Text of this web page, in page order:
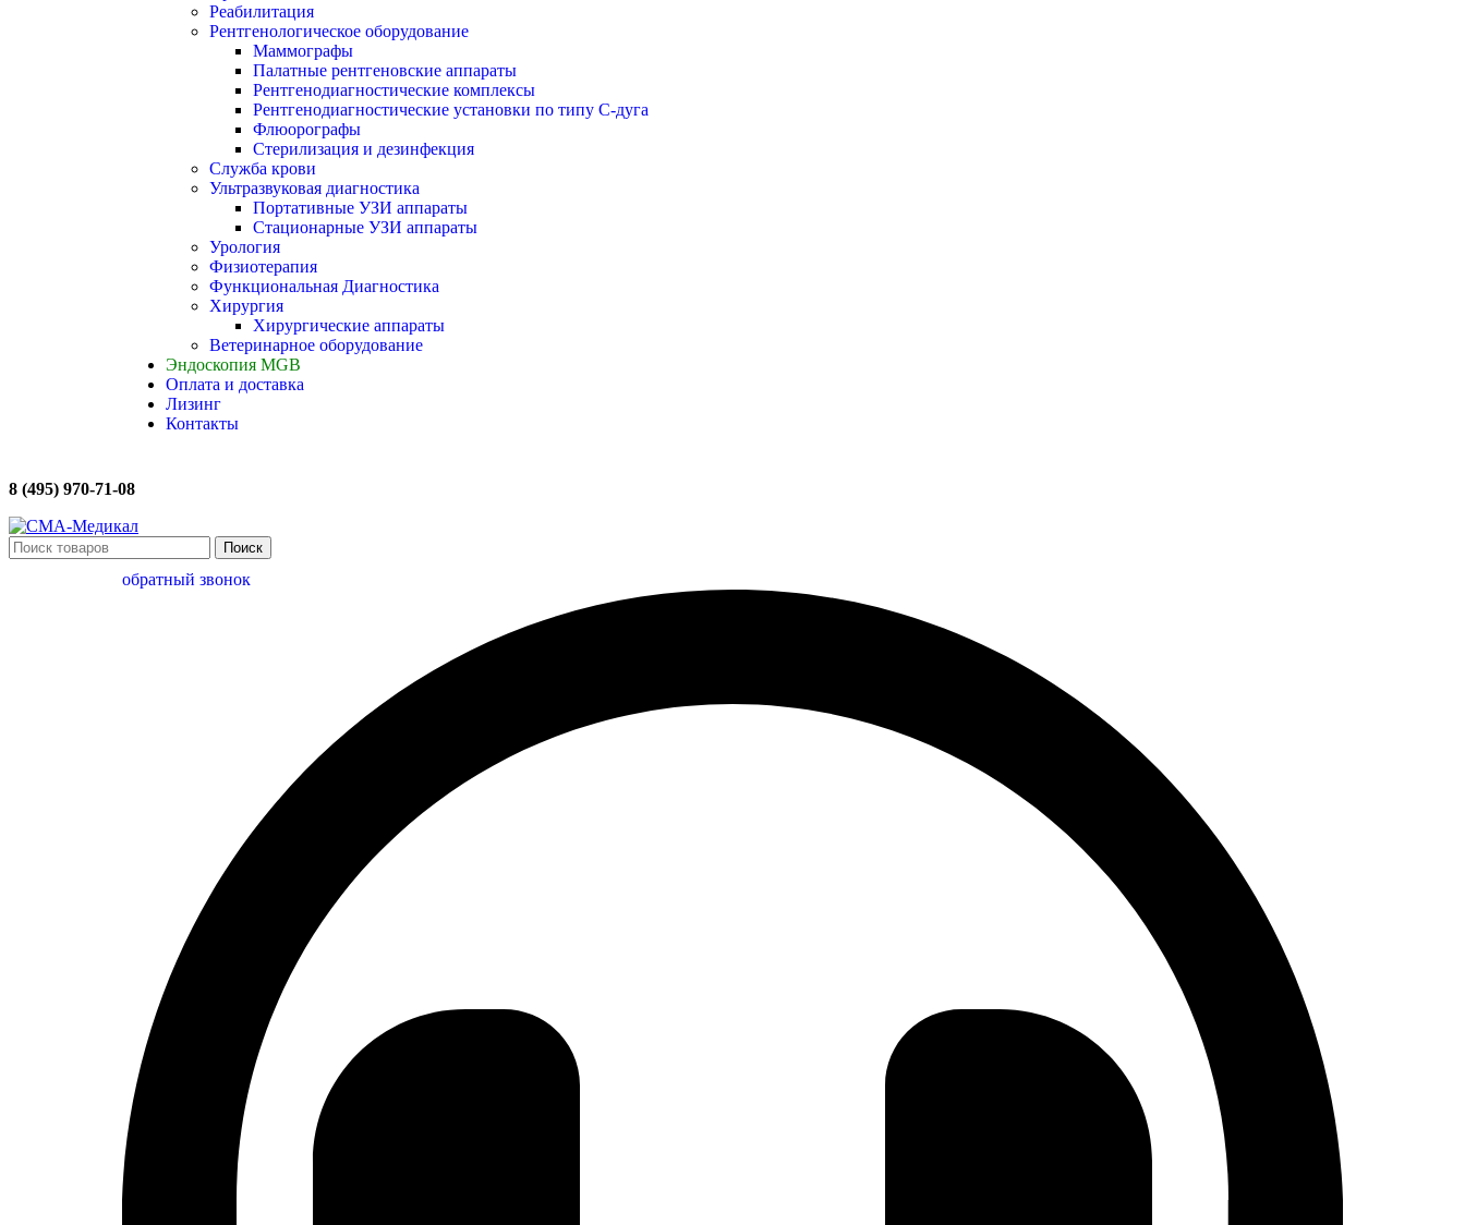
Реабилитация
Рентгенологическое оборудование
Маммографы
Палатные рентгеновские аппараты
Рентгенодиагностические комплексы
Рентгенодиагностические установки по типу С-дуга
Флюорографы
Стерилизация и дезинфекция
Служба крови
Ультразвуковая диагностика
Портативные УЗИ аппараты
Стационарные УЗИ аппараты
Урология
Физиотерапия
Функциональная Диагностика
Хирургия
Хирургические аппараты
Ветеринарное оборудование
Эндоскопия MGB
Оплата и доставка
Лизинг
Контакты
8 (495) 970-71-08
Поиск
обратный звонок